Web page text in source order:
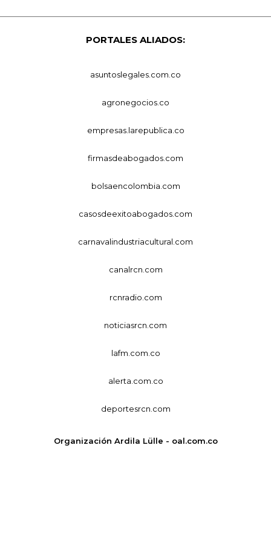
PORTALES ALIADOS:
asuntoslegales.com.co
agronegocios.co
empresas.larepublica.co
firmasdeabogados.com
bolsaencolombia.com
casosdeexitoabogados.com
carnavalindustriacultural.com
canalrcn.com
rcnradio.com
noticiasrcn.com
lafm.com.co
alerta.com.co
deportesrcn.com
Organización Ardila Lülle - oal.com.co